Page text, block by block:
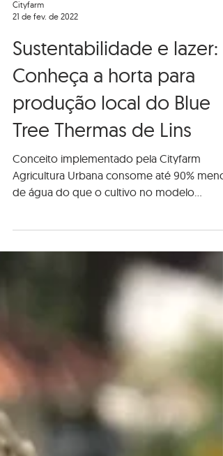
Cityfarm
21 de fev. de 2022
Sustentabilidade e lazer:
Conheça a horta para
produção local do Blue
Tree Thermas de Lins
de água do que o cultivo no modelo